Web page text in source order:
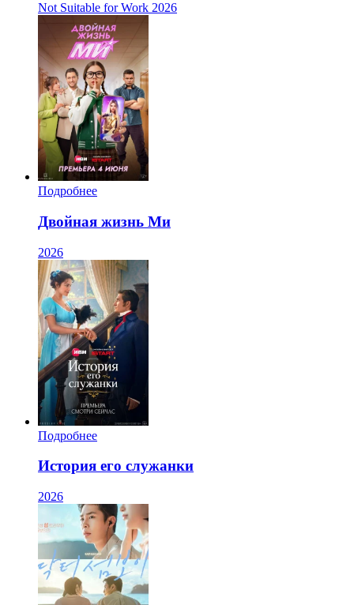
Not Suitable for Work 2026
Подробнее
Двойная жизнь Ми
2026
Подробнее
История его служанки
2026